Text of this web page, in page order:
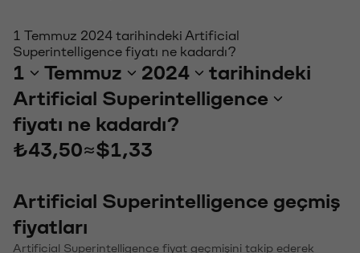
1 Temmuz 2024 tarihindeki Artificial
Superintelligence fiyatı ne kadardı?
1 Temmuz 2024
tarihindeki
Artificial Superintelligence
fiyatı ne kadardı?
₺43,50≈$1,33
Artificial Superintelligence geçmiş
fiyatları
Artificial Superintelligence fiyat geçmişini takip ederek